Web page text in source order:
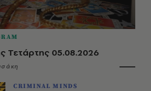
Τετάρτης 05.08.2026
CRIMINAL MINDS